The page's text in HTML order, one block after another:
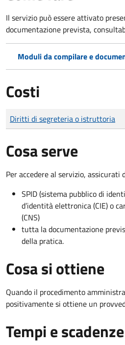
Il servizio può essere attivato
documentazione prevista,
Moduli da compilare e
Costi
Tipo di pagamento
Importo
Diritti di segreteria o istruttoria
Cosa serve
Per accedere al servizio, assicurati
SPID (sistema pubblico di
d’identità elettronica (CIE) o
(CNS)
tutta la documentazione
della pratica.
Cosa si ottiene
Quando il procedimento
positivamente si ottiene un
Tempi e scadenze